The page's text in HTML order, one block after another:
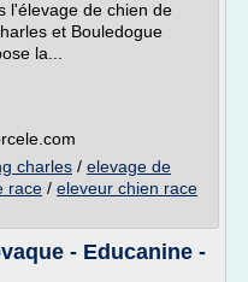
l'élevage de chien de
et Bouledogue
la...
charles / elevage de
race / eleveur chien race
- Educanine -